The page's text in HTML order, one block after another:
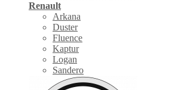
Renault
Arkana
Duster
Fluence
Kaptur
Logan
Sandero